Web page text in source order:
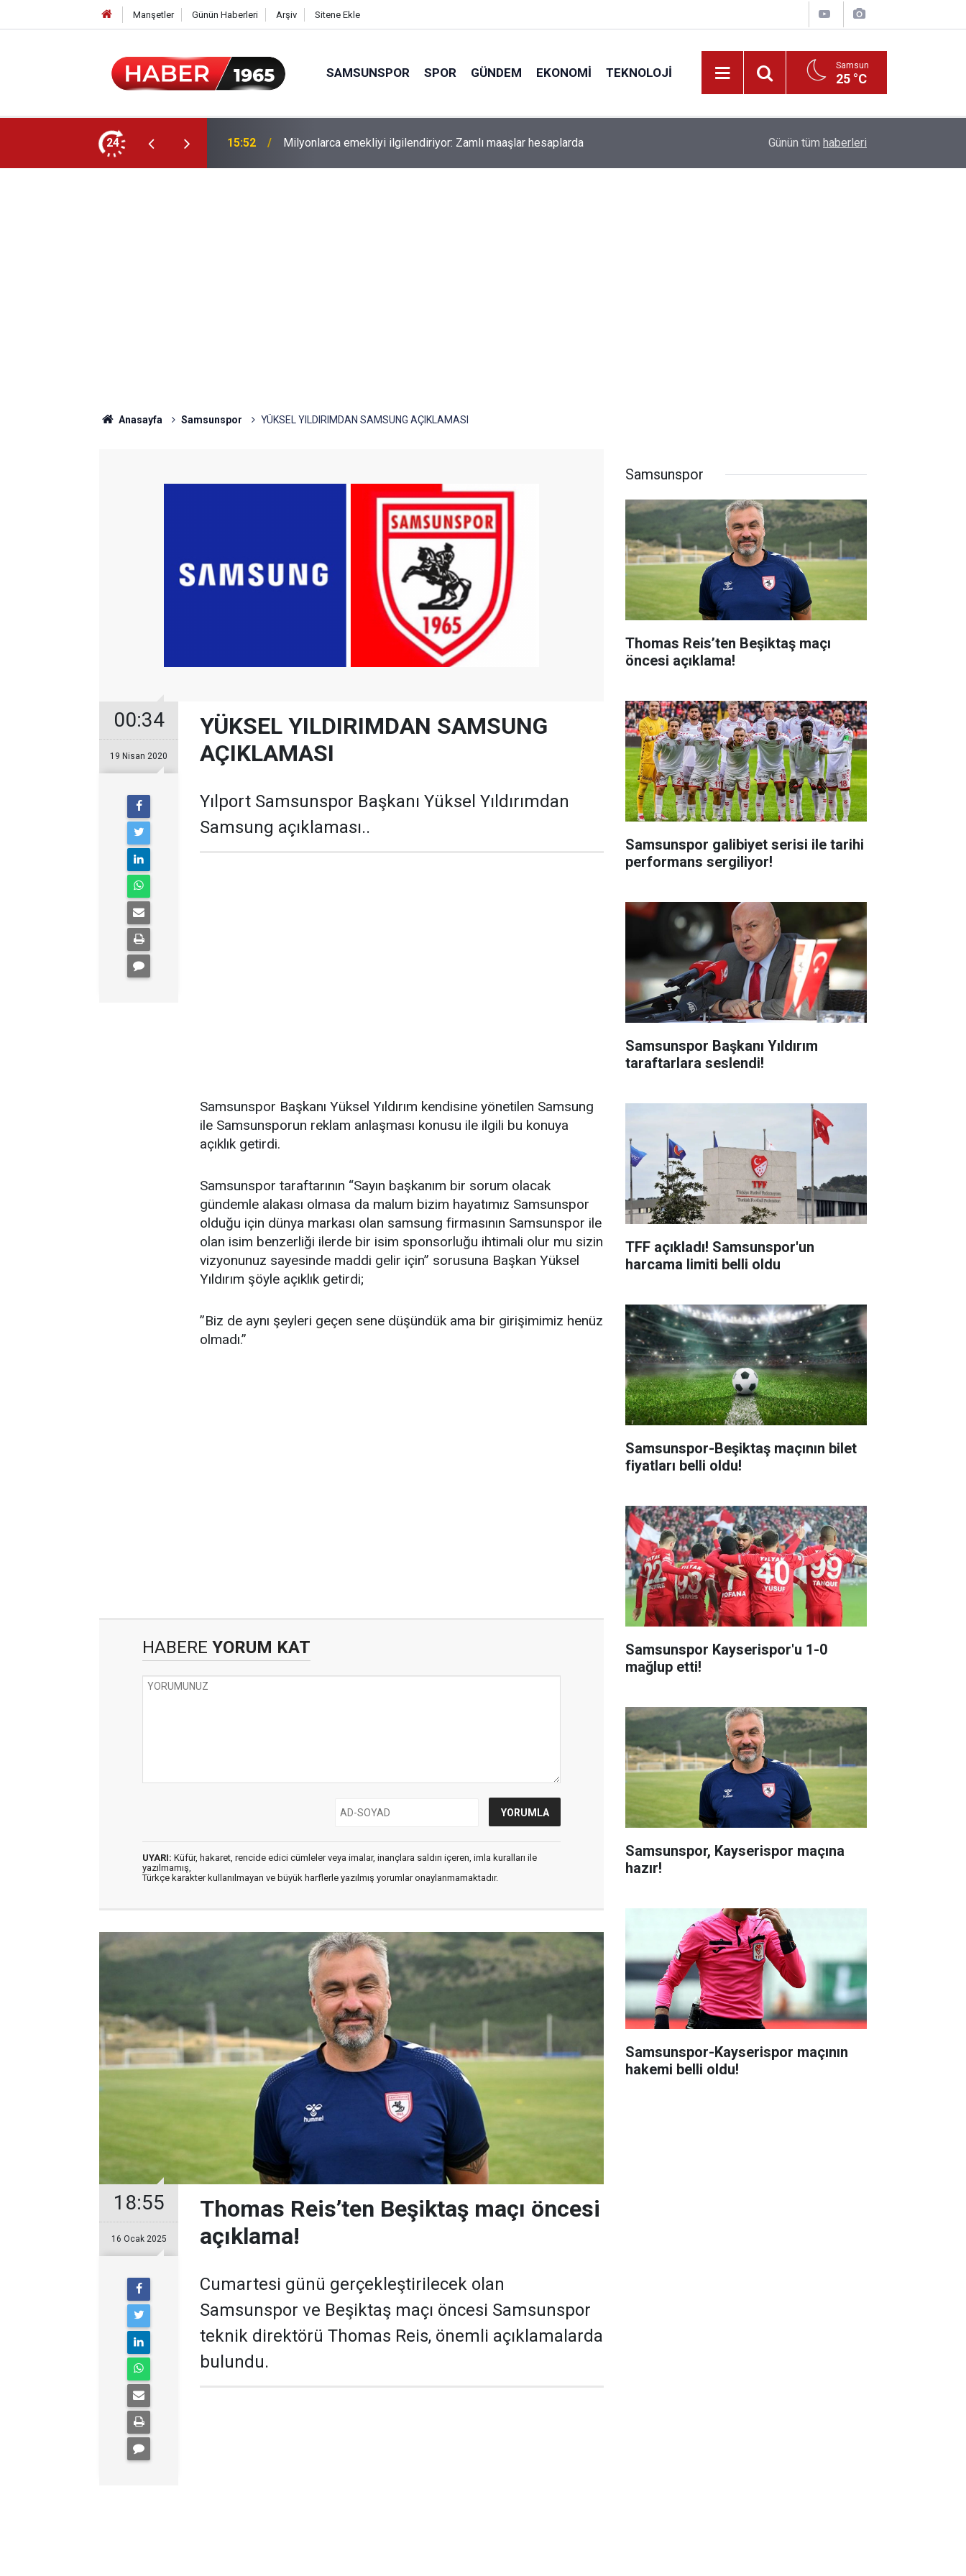
Manşetler Günün Haberleri Arşiv Sitene Ekle
SAMSUNSPOR SPOR GÜNDEM EKONOMI TEKNOLOJI Samsun
25 °C
24 15:52 Milyonlarca emekliyi ilgilendiriyor: Zamlı maaşlar hesaplarda Fahiş fiyatlar nedeniyle işletmelere 101 milyon
Günün tüm haberleri
Anasayfa Samsunspor YÜKSEL YILDIRIMDAN SAMSUNG AÇIKLAMASI
00:34
19 Nisan 2020
YÜKSEL YILDIRIMDAN SAMSUNG
AÇIKLAMASI
Yılport Samsunspor Başkanı Yüksel Yıldırımdan
Samsung açıklaması..
Samsunspor Başkanı Yüksel Yıldırım kendisine yönetilen Samsung
ile Samsunsporun reklam anlaşması konusu ile ilgili bu konuya
açıklık getirdi.
Samsunspor taraftarının “Sayın başkanım bir sorum olacak
gündemle alakası olmasa da malum bizim hayatımız Samsunspor
olduğu için dünya markası olan samsung firmasının Samsunspor ile
olan isim benzerliği ilerde bir isim sponsorluğu ihtimali olur mu sizin
vizyonunuz sayesinde maddi gelir için” sorusuna Başkan Yüksel
Yıldırım şöyle açıklık getirdi;
”Biz de aynı şeyleri geçen sene düşündük ama bir girişimimiz henüz
olmadı.”
HABERE YORUM KAT
UYARI: Küfür, hakaret, rencide edici cümleler veya imalar, inançlara saldırı içeren, imla kuralları ile
yazılmamış,
Türkçe karakter kullanılmayan ve büyük harflerle yazılmış yorumlar onaylanmamaktadır.
18:55
16 Ocak 2025
Thomas Reis’ten Beşiktaş maçı öncesi
açıklama!
Cumartesi günü gerçekleştirilecek olan
Samsunspor ve Beşiktaş maçı öncesi Samsunspor
teknik direktörü Thomas Reis, önemli açıklamalarda
bulundu.
Samsunspor
Thomas Reis’ten Beşiktaş maçı
öncesi açıklama!
Samsunspor galibiyet serisi ile tarihi
performans sergiliyor!
Samsunspor Başkanı Yıldırım
taraftarlara seslendi!
TFF açıkladı! Samsunspor'un
harcama limiti belli oldu
Samsunspor-Beşiktaş maçının bilet
fiyatları belli oldu!
Samsunspor Kayserispor'u 1-0
mağlup etti!
Samsunspor, Kayserispor maçına
hazır!
Samsunspor-Kayserispor maçının
hakemi belli oldu!